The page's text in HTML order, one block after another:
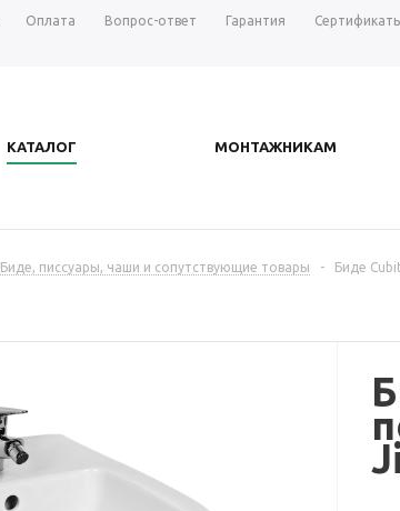
Оплата Вопрос-ответ Гарантия
КАТАЛОГ МОНТАЖНИКАМ
Биде, писсуары, чаши и сопутствующие товары -
Биде